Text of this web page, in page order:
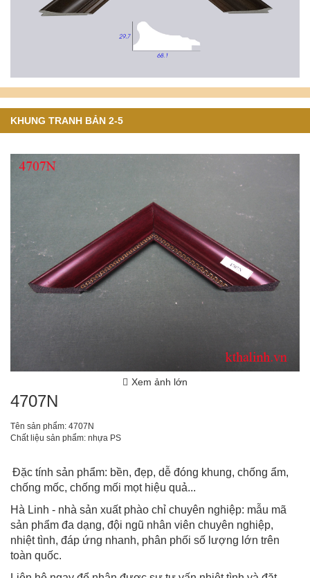
KHUNG TRANH BẢN 2-5
Xem ảnh lớn
4707N
Tên sản phẩm: 4707N
Chất liệu sản phẩm: nhựa PS
Đặc tính sản phẩm: bền, đẹp, dễ đóng khung, chống ẩm,
chống mốc, chống mối mọt hiệu quả...
Hà Linh - nhà sản xuất phào chỉ chuyên nghiệp: mẫu mã
sản phẩm đa dạng, đội ngũ nhân viên chuyên nghiệp,
nhiệt tình, đáp ứng nhanh, phân phối số lượng lớn trên
toàn quốc.